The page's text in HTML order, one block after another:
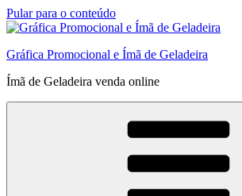
Pular para o conteúdo
Gráfica Promocional e Ímã de Geladeira
Ímã de Geladeira venda online